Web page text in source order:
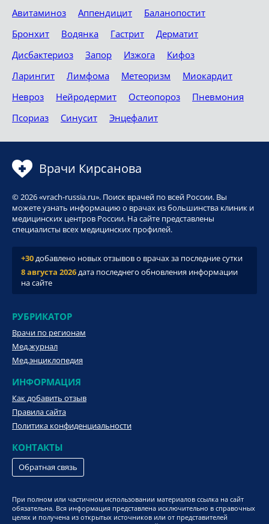
Авитаминоз Аппендицит
Баланопостит
Бронхит
Водянка Гастрит
Дерматит
Дисбактериоз
Запор Изжога
Кифоз
Ларингит
Лимфома Метеоризм
Миокардит
Невроз
Нейродермит Остеопороз
Пневмония
Псориаз
Синусит Энцефалит
Врачи Кирсанова
© 2026 «vrach-russia.ru». Поиск врачей по всей России. Вы
можете узнать информацию о врачах из большинства клиник и
медицинских центров России. На сайте представлены
специалисты всех медицинских профилей.
+30добавлено новых отзывов о врачах за последние сутки
8 августа 2026дата последнего обновления информации
на сайте
РУБРИКАТОР
Врачи по регионам
Мед.журнал
Мед.энциклопедия
ИНФОРМАЦИЯ
Как добавить отзыв
Правила сайта
Политика конфиденциальности
КОНТАКТЫ
Обратная связь
При полном или частичном использовании материалов ссылка на сайт
обязательна. Вся информация представлена исключительно в справочных
целях и получена из открытых источников или от представителей